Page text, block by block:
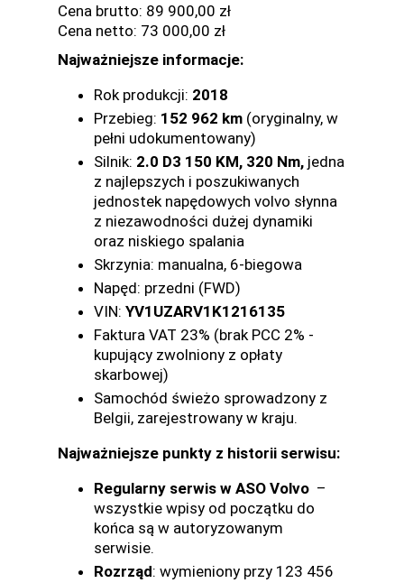
Cena brutto: 89 900,00 zł
Cena netto: 73 000,00 zł
Najważniejsze informacje:
Rok produkcji: 2018
Przebieg: 152 962 km (oryginalny, w
pełni udokumentowany)
Silnik: 2.0 D3 150 KM, 320 Nm, jedna
z najlepszych i poszukiwanych
jednostek napędowych volvo słynna
z niezawodności dużej dynamiki
oraz niskiego spalania
Skrzynia: manualna, 6-biegowa
Napęd: przedni (FWD)
VIN: YV1UZARV1K1216135
Faktura VAT 23% (brak PCC 2% -
kupujący zwolniony z opłaty
skarbowej)
Samochód świeżo sprowadzony z
Belgii, zarejestrowany w kraju.
Najważniejsze punkty z historii serwisu:
Regularny serwis w ASO Volvo –
wszystkie wpisy od początku do
końca są w autoryzowanym
serwisie.
Rozrząd: wymieniony przy 123 456